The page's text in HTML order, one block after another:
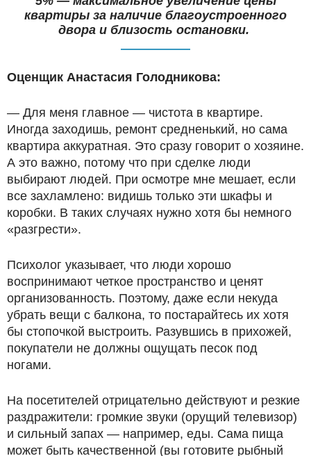
квартиры за наличие благоустроенного
двора и близость остановки.
Оценщик Анастасия Голодникова:
— Для меня главное — чистота в квартире.
Иногда заходишь, ремонт средненький, но сама
квартира аккуратная. Это сразу говорит о хозяине.
А это важно, потому что при сделке люди
выбирают людей. При осмотре мне мешает, если
все захламлено: видишь только эти шкафы и
коробки. В таких случаях нужно хотя бы немного
«разгрести».
Психолог указывает, что люди хорошо
воспринимают четкое пространство и ценят
организованность. Поэтому, даже если некуда
убрать вещи с балкона, то постарайтесь их хотя
бы стопочкой выстроить. Разувшись в прихожей,
покупатели не должны ощущать песок под
ногами.
На посетителей отрицательно действуют и резкие
раздражители: громкие звуки (орущий телевизор)
и сильный запах — например, еды. Сама пища
может быть качественной (вы готовите рыбный